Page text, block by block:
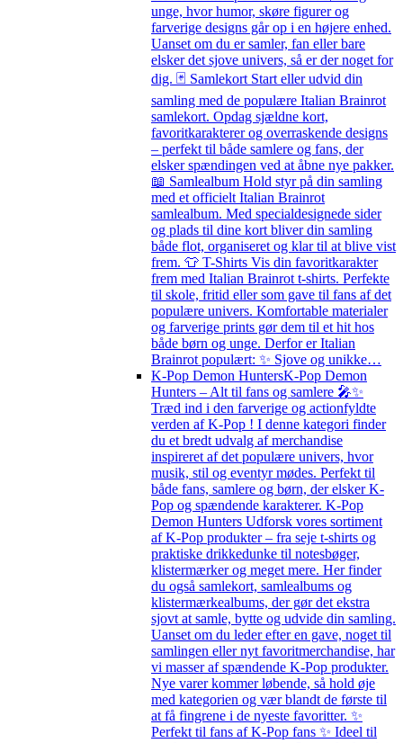
unge, hvor humor, skøre figurer og
farverige designs går op i en højere enhed.
Uanset om du er samler, fan eller bare
elsker det sjove univers, så er der noget for
dig. 🃏 Samlekort Start eller udvid din
samling med de populære Italian Brainrot
samlekort. Opdag sjældne kort,
favoritkarakterer og overraskende designs
– perfekt til både samlere og fans, der
elsker spændingen ved at åbne nye pakker.
📖 Samlealbum Hold styr på din samling
med et officielt Italian Brainrot
samlealbum. Med specialdesignede sider
og plads til dine kort bliver din samling
både flot, organiseret og klar til at blive vist
frem. 👕 T-Shirts Vis din favoritkarakter
frem med Italian Brainrot t-shirts. Perfekte
til skole, fritid eller som gave til fans af det
populære univers. Komfortable materialer
og farverige prints gør dem til et hit hos
både børn og unge. Derfor er Italian
Brainrot populært: ✨ Sjove og unikke…
K-Pop Demon HuntersK-Pop Demon
Hunters – Alt til fans og samlere 🎤✨
Træd ind i den farverige og actionfyldte
verden af K-Pop ! I denne kategori finder
du et bredt udvalg af merchandise
inspireret af det populære univers, hvor
musik, stil og eventyr mødes. Perfekt til
både fans, samlere og børn, der elsker K-
Pop og spændende karakterer. K-Pop
Demon Hunters Udforsk vores sortiment
af K-Pop produkter – fra seje t-shirts og
praktiske drikkedunke til notesbøger,
klistermærker og meget mere. Her finder
du også samlekort, samlealbums og
klistermærkealbums, der gør det ekstra
sjovt at samle, bytte og udvide din samling.
Uanset om du leder efter en gave, noget til
samlingen eller nyt favoritmerchandise, har
vi masser af spændende K-Pop produkter.
Nye varer kommer løbende, så hold øje
med kategorien og vær blandt de første til
at få fingrene i de nyeste favoritter. ✨
Perfekt til fans af K-Pop fans ✨ Ideel til